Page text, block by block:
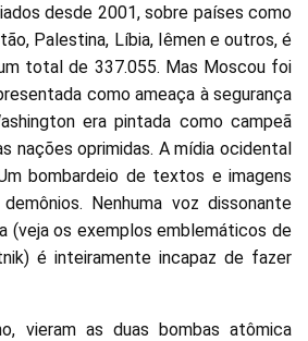
desde 2001, sobre países como
Palestina, Líbia, Iêmen e outros, é
total de 337.055. Mas Moscou foi
como ameaça à segurança
era pintada como campeã
nações oprimidas. A mídia ocidental
bombardeio de textos e imagens
Nenhuma voz dissonante
(veja os exemplos emblemáticos de
é inteiramente incapaz de fazer
vieram as duas bombas atômica